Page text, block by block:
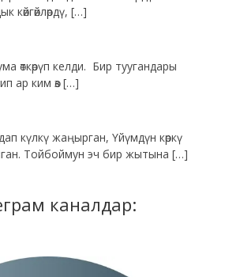
көйгөйлөрдү, […]
өткөрүп келди. Бир туугандары
ар ким өз […]
күлкү жаңырган, Үйүмдүн көркү
Тойбоймун эч бир жытына […]
каналдар: